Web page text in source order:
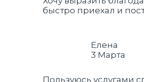
быстро приехал и
Елена
3 Марта
Пользуюсь услугами